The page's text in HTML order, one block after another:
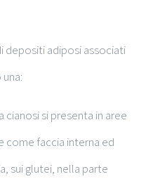
depositi adiposi associati
cianosi si presenta in aree
come faccia interna ed
sui glutei, nella parte